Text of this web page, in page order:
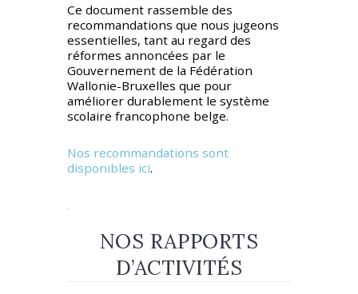
Ce document rassemble des
recommandations que nous jugeons
essentielles, tant au regard des
réformes annoncées par le
Gouvernement de la Fédération
Wallonie-Bruxelles que pour
améliorer durablement le système
scolaire francophone belge.
Nos recommandations sont
disponibles ici.
.
NOS RAPPORTS
D’ACTIVITÉS